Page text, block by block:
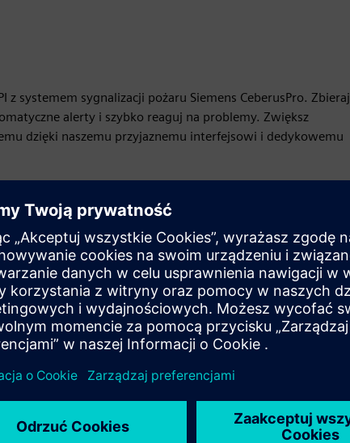
systemem sygnalizacji pożaru Siemens CeberusPro. Zbieraj
alerty i szybko reaguj na problemy. Zwiększ
dzięki naszemu przyjaznemu interfejsowi i dedykowemu
Ruch
Build
Rozszerza lub buduje na bazie produktu/rozwiązania
lub tworzy nowe rozwiązanie dla klienta poprzez
integrację produktu Siemens Xcelerator z produktem